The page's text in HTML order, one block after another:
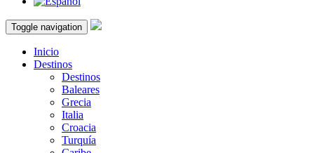
Toggle navigation
Inicio
Destinos
Destinos
Baleares
Grecia
Italia
Croacia
Turquía